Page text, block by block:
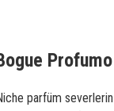
Profumo
parfüm severlerin